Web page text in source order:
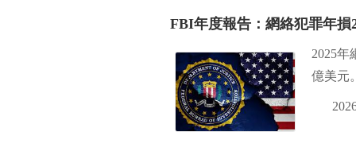
FBI年度報告：網絡犯罪年
2025年
億美元